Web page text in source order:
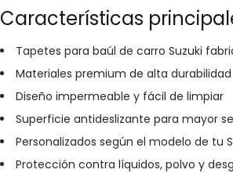
Características
Tapetes para baúl de carro Suzuki
Materiales premium de alta durabilidad
Diseño impermeable y fácil de limpiar
Superficie antideslizante para mayor
Personalizados según el modelo de tu
Protección contra líquidos, polvo y